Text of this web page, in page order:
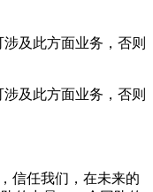
及此方面业务，否则
及此方面业务，否则
信任我们，在未来的